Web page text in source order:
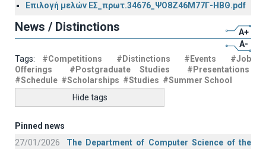
Επιλογή μελών ΕΣ_πρωτ.34676_ΨΟ8Ζ46Μ77Γ-ΗΒΘ.pdf
News / Distinctions
A+
A-
Tags: #Competitions #Distinctions #Events
#Job
Offerings
#Postgraduate Studies
#Presentations
#Schedule #Scholarships #Studies #Summer School
Hide tags
Pinned news
27/01/2026
The Department of Computer Science of the